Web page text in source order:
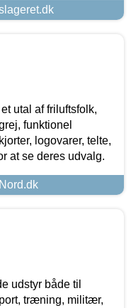
utal af friluftsfolk,
funktionel
logovarer, telte,
at se deres udvalg.
udstyr både til
træning, militær,